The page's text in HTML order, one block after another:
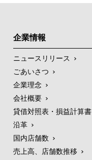
企業情報
ニュースリリース
ごあいさつ
企業理念
会社概要
貸借対照表・損益計算書
沿革
国内店舗数
売上高、店舗数推移